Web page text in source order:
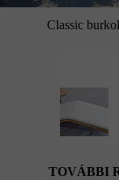
Classic
TOVÁBBI